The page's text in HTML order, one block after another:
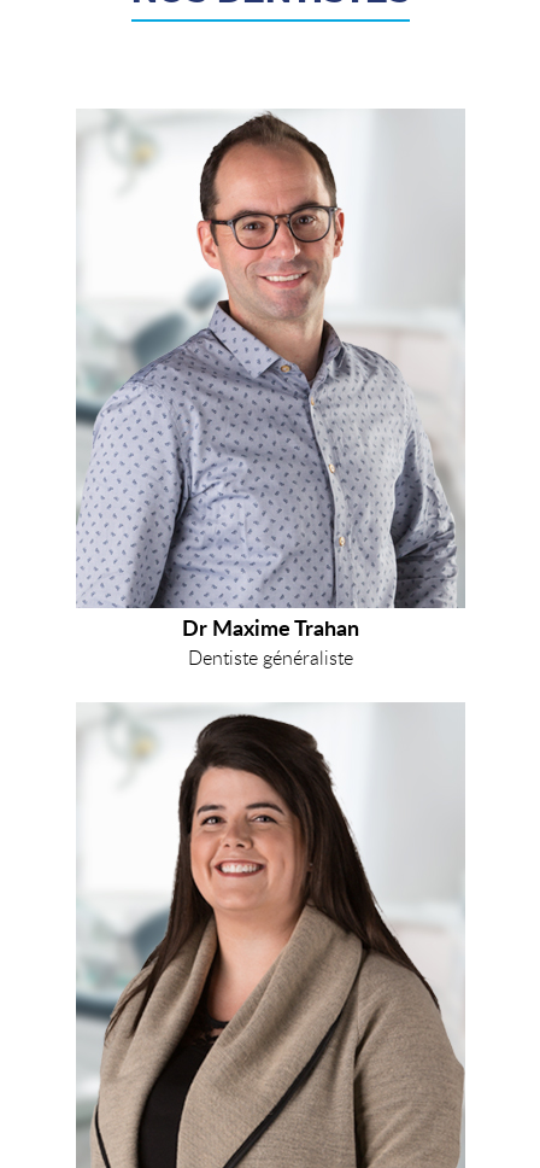
Dr Maxime Trahan
Dentiste généraliste